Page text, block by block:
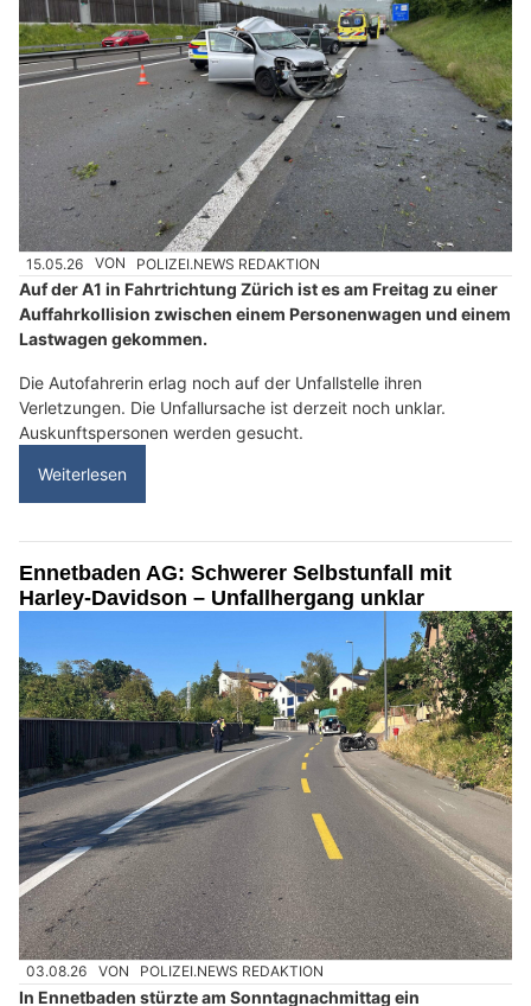
15.05.26 VON POLIZEI.NEWS REDAKTION
Auf der A1 in Fahrtrichtung Zürich ist es am Freitag zu einer
Auffahrkollision zwischen einem Personenwagen und einem
Lastwagen gekommen.
Die Autofahrerin erlag noch auf der Unfallstelle ihren
Verletzungen. Die Unfallursache ist derzeit noch unklar.
Auskunftspersonen werden gesucht.
Weiterlesen
Ennetbaden AG: Schwerer Selbstunfall mit
Harley-Davidson – Unfallhergang unklar
03.08.26 VON POLIZEI.NEWS REDAKTION
In Ennetbaden stürzte am Sonntagnachmittag ein